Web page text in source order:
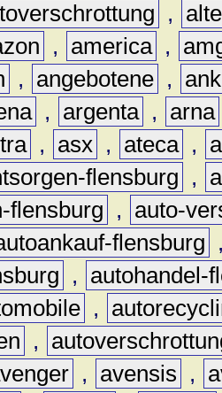
,
, america ,
, angebotene ,
, argenta , arna
, asx , ateca ,
flensburg ,
flensburg
,
auto-
flensburg
,
autohandel-
,
,
, avensis ,